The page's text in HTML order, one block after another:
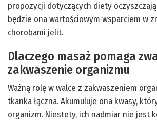
propozycji dotyczących diety
będzie ona wartościowym wsparciem w
chorobami jelit.
Dlaczego masaż pomaga
zakwaszenie organizmu
Ważną rolę w walce z zakwaszeniem
tkanka łączna. Akumuluje ona kwasy,
organizm. Niestety, ich nadmiar nie jest